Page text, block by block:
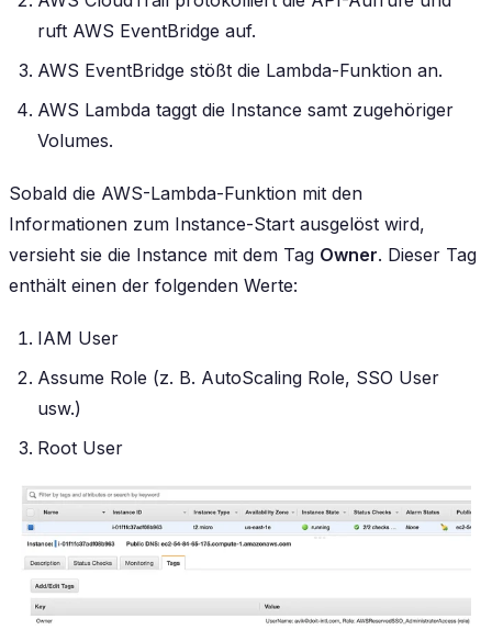
ruft AWS EventBridge auf.
AWS EventBridge stößt die Lambda-Funktion an.
AWS Lambda taggt die Instance samt zugehöriger
Volumes.
Sobald die AWS-Lambda-Funktion mit den
Informationen zum Instance-Start ausgelöst wird,
versieht sie die Instance mit dem Tag Owner. Dieser Tag
enthält einen der folgenden Werte:
IAM User
Assume Role (z. B. AutoScaling Role, SSO User
usw.)
Root User